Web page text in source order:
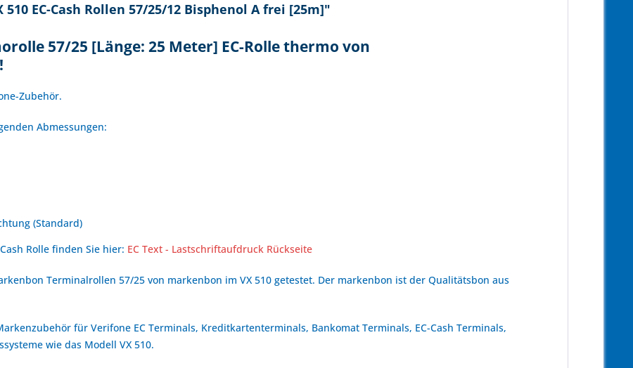
EC-Cash Rollen 57/25/12 Bisphenol A frei [25m]"
57/25 [Länge: 25 Meter] EC-Rolle thermo von
Zubehör.
Abmessungen:
(Standard)
Rolle finden Sie hier: EC Text - Lastschriftaufdruck Rückseite
Terminalrollen 57/25 von markenbon im VX 510 getestet. Der markenbon ist der Qualitätsbon aus
für Verifone EC Terminals, Kreditkartenterminals, Bankomat Terminals, EC-Cash Terminals,
wie das Modell VX 510.